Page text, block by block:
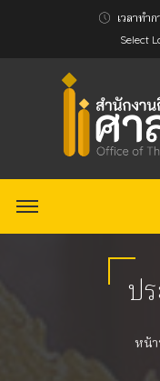
เวลาทำ
Select
ป
หน้